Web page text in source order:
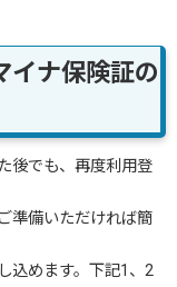
イナ保険証の
後でも、再度利用登
準備いただければ簡
込めます。下記1、2